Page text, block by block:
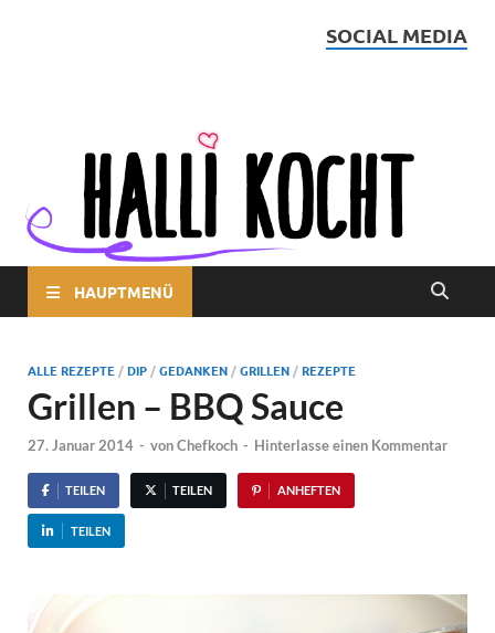
SOCIAL MEDIA
HAUPTMENÜ
ALLE REZEPTE /DIP /GEDANKEN /GRILLEN /REZEPTE
Grillen – BBQ Sauce
27. Januar 2014 - vonChefkoch - Hinterlasse einen Kommentar
TEILEN TEILEN ANHEFTEN
TEILEN